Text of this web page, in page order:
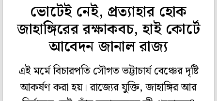
ভোটেই নেই, প্রত্যাহার হোক
জাহাঙ্গিরের রক্ষাকবচ, হাই কোর্টে
আবেদন জানাল রাজ্য
এই মর্মে বিচারপতি সৌগত ভট্টাচার্য বেঞ্চের দৃষ্টি
আকর্ষণ করা হয়। রাজ্যের যুক্তি, জাহাঙ্গির আর